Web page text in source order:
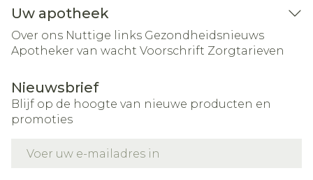
Uw apotheek
Over ons Nuttige links Gezondheidsnieuws
Apotheker van wacht Voorschrift Zorgtarieven
Nieuwsbrief
Blijf op de hoogte van nieuwe producten en
promoties